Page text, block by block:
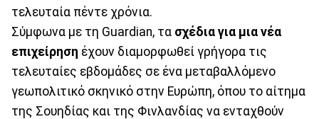
τελευταία πέντε χρόνια.
Σύμφωνα με τη Guardian, τα σχέδια για μια νέα
επιχείρηση έχουν διαμορφωθεί γρήγορα τις
τελευταίες εβδομάδες σε ένα μεταβαλλόμενο
γεωπολιτικό σκηνικό στην Ευρώπη, όπου το αίτημα
της Σουηδίας και της Φινλανδίας να ενταχθούν